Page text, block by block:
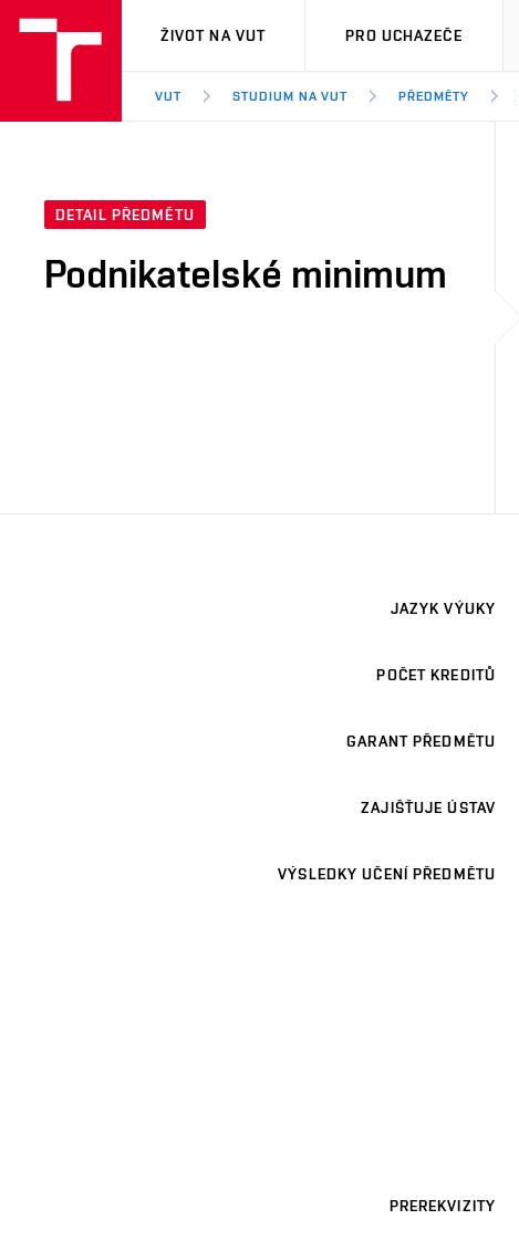
VUT
ŽIVOT NA VUT PRO UCHAZEČE
VUT STUDIUM NA VUT PŘEDMĚTY
DETAIL PŘEDMĚTU
Podnikatelské minimum
JAZYK VÝUKY
POČET KREDITŮ
GARANT PŘEDMĚTU
ZAJIŠŤUJE ÚSTAV
VÝSLEDKY UČENÍ PŘEDMĚTU
PREREKVIZITY